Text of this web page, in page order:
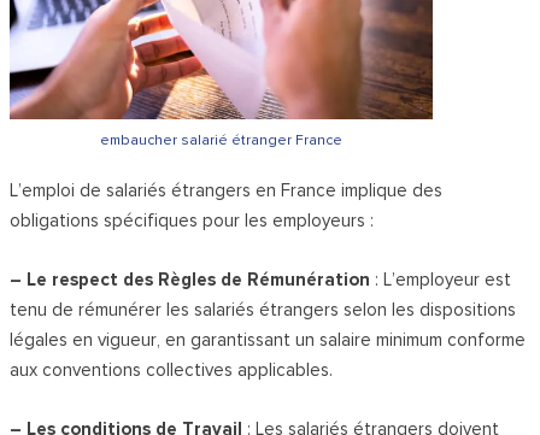
embaucher salarié étranger France
L’emploi de salariés étrangers en France implique des
obligations spécifiques pour les employeurs :
– Le respect des Règles de Rémunération : L’employeur est
tenu de rémunérer les salariés étrangers selon les dispositions
légales en vigueur, en garantissant un salaire minimum conforme
aux conventions collectives applicables.
– Les conditions de Travail : Les salariés étrangers doivent